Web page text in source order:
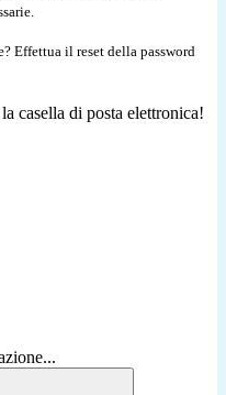
Effettua il reset della password
casella di posta elettronica!